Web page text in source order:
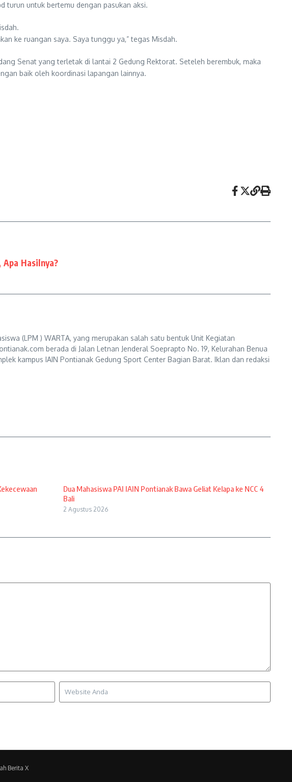
turun untuk bertemu dengan pasukan aksi.
ke ruangan saya. Saya tunggu ya,” tegas Misdah.
Senat yang terletak di lantai 2 Gedung Rektorat. Seteleh berembuk, maka
baik oleh koordinasi lapangan lainnya.
Hasilnya?
(LPM ) WARTA, yang merupakan salah satu bentuk Unit Kegiatan
berada di Jalan Letnan Jenderal Soeprapto No. 19, Kelurahan Benua
kampus IAIN Pontianak Gedung Sport Center Bagian Barat. Iklan dan redaksi
Dua Mahasiswa PAI IAIN Pontianak Bawa Geliat Kelapa ke NCC 4
Bali
2 Agustus 2026
Berita X